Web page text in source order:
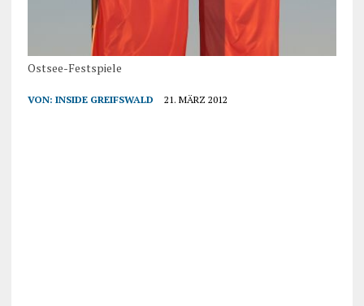
Ostsee-Festspiele
VON: INSIDE GREIFSWALD 21. MÄRZ 2012